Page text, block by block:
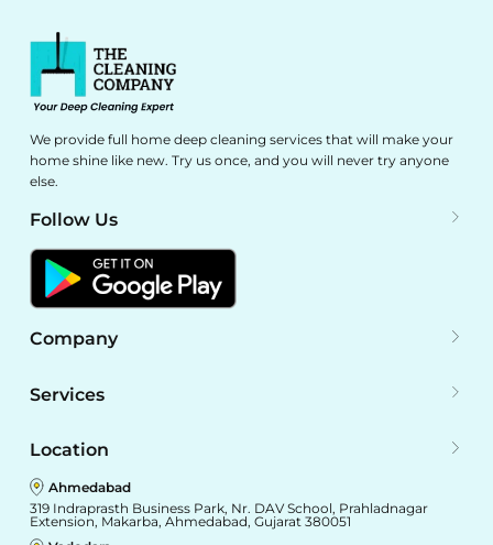
We provide full home deep cleaning services that will make your
home shine like new. Try us once, and you will never try anyone
else.
Follow Us
Company
Services
Location
Ahmedabad
319 Indraprasth Business Park, Nr. DAV School, Prahladnagar
Extension, Makarba, Ahmedabad, Gujarat 380051